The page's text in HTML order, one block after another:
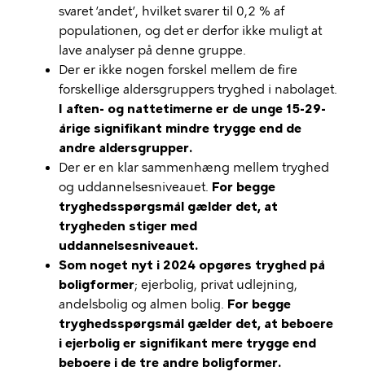
svaret ’andet’, hvilket svarer til 0,2 % af
populationen, og det er derfor ikke muligt at
lave analyser på denne gruppe.
Der er ikke nogen forskel mellem de fire
forskellige aldersgruppers tryghed i nabolaget.
I aften- og nattetimerne er de unge 15-29-
årige signifikant mindre trygge end de
andre aldersgrupper.
Der er en klar sammenhæng mellem tryghed
og uddannelsesniveauet. For begge
tryghedsspørgsmål gælder det, at
trygheden stiger med
uddannelsesniveauet.
Som noget nyt i 2024 opgøres tryghed på
boligformer; ejerbolig, privat udlejning,
andelsbolig og almen bolig. For begge
tryghedsspørgsmål gælder det, at beboere
i ejerbolig er signifikant mere trygge end
beboere i de tre andre boligformer.